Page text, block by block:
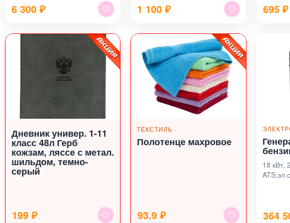
6 300 ₽ 1 100 ₽ 695₽
Дневник универ. 1-11
класс 48л Герб
кожзам, ляссе с метал.
шильдом, темно-
серый
199 ₽
ТЕКСТИЛЬ
Полотенце махровое
93.9 ₽
18 кВт,
364